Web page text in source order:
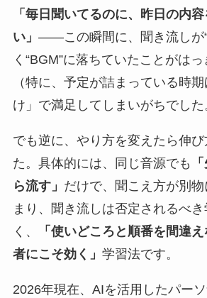
「毎日聞いてるのに、昨日の内
い」 ――この瞬間に、聞き流しが
く“BGM”に落ちていたことがはっ
（特に、予定が詰まっている時
け」で満足してしまいがちでした
でも逆に、やり方を変えたら伸
た。具体的には、同じ音源でも
ら流す」 だけで、聞こえ方が別
まり、聞き流しは否定されるべ
く、
「使いどころと順番を間違
者にこそ効く」 学習法です。
2026年現在、AIを活用したパー